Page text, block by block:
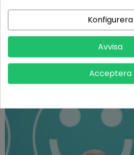
Vi är ett svenskt företag med lager i
såväl innan köp samt efter om det
eller problem. Vi har
Konfigurera
Avvisa
Acceptera